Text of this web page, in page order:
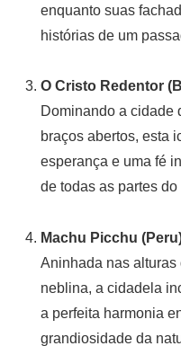
enquanto suas
histórias de um
O Cristo Redentor
Dominando a cidade
braços abertos, esta
esperança e uma fé
de todas as partes do
Machu Picchu
Aninhada nas alturas
neblina, a cidadela
a perfeita harmonia
grandiosidade da